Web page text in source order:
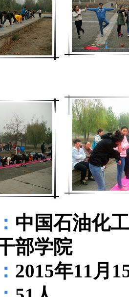
中国石油化
部学院
2015年11月